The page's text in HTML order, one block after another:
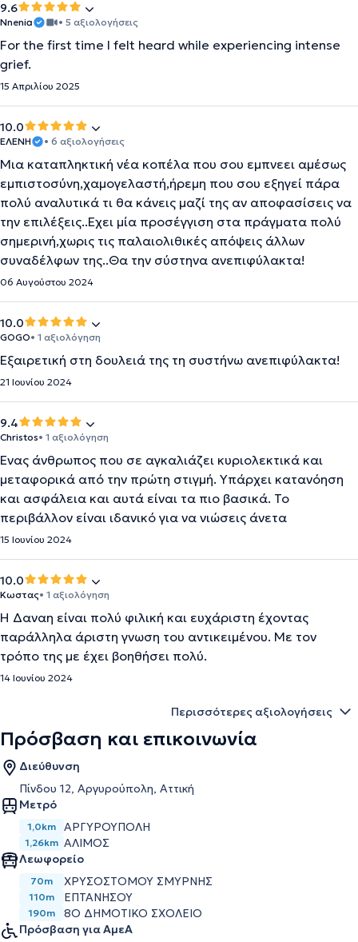
9.6
Nnenia • 5 αξιολογήσεις
For the first time I felt heard while experiencing intense
grief.
15 Απριλίου 2025
10.0
ΕΛΕΝΗ • 6 αξιολογήσεις
Μια καταπληκτική νέα κοπέλα που σου εμπνεει αμέσως
εμπιστοσύνη,χαμογελαστή,ήρεμη που σου εξηγεί πάρα
πολύ αναλυτικά τι θα κάνεις μαζί της αν αποφασίσεις να
την επιλέξεις..Εχει μία προσέγγιση στα πράγματα πολύ
σημερινή,χωρις τις παλαιολιθικές απόψεις άλλων
συναδέλφων της..Θα την σύστηνα ανεπιφύλακτα!
06 Αυγούστου 2024
10.0
GOGO• 1 αξιολόγηση
Εξαιρετική στη δουλειά της τη συστήνω ανεπιφύλακτα!
21 Ιουνίου 2024
9.4
Christos• 1 αξιολόγηση
Ένας άνθρωπος που σε αγκαλιάζει κυριολεκτικά και
μεταφορικά από την πρώτη στιγμή. Υπάρχει κατανόηση
και ασφάλεια και αυτά είναι τα πιο βασικά. Το
περιβάλλον είναι ιδανικό για να νιώσεις άνετα
15 Ιουνίου 2024
10.0
Κωστας• 1 αξιολόγηση
Η Δαναη είναι πολύ φιλική και ευχάριστη έχοντας
παράλληλα άριστη γνωση του αντικειμένου. Με τον
τρόπο της με έχει βοηθήσει πολύ.
14 Ιουνίου 2024
Περισσότερες αξιολογήσεις
Πρόσβαση και επικοινωνία
Διεύθυνση
Πίνδου 12, Αργυρούπολη, Αττική
Μετρό
1,0km ΑΡΓΥΡΟΥΠΟΛΗ
1,26km ΑΛΙΜΟΣ
Λεωφορείο
70m ΧΡΥΣΟΣΤΟΜΟΥ ΣΜΥΡΝΗΣ
110m ΕΠΤΑΝΗΣΟΥ
190m
8Ο ΔΗΜΟΤΙΚΟ ΣΧΟΛΕΙΟ
Πρόσβαση για ΑμεΑ